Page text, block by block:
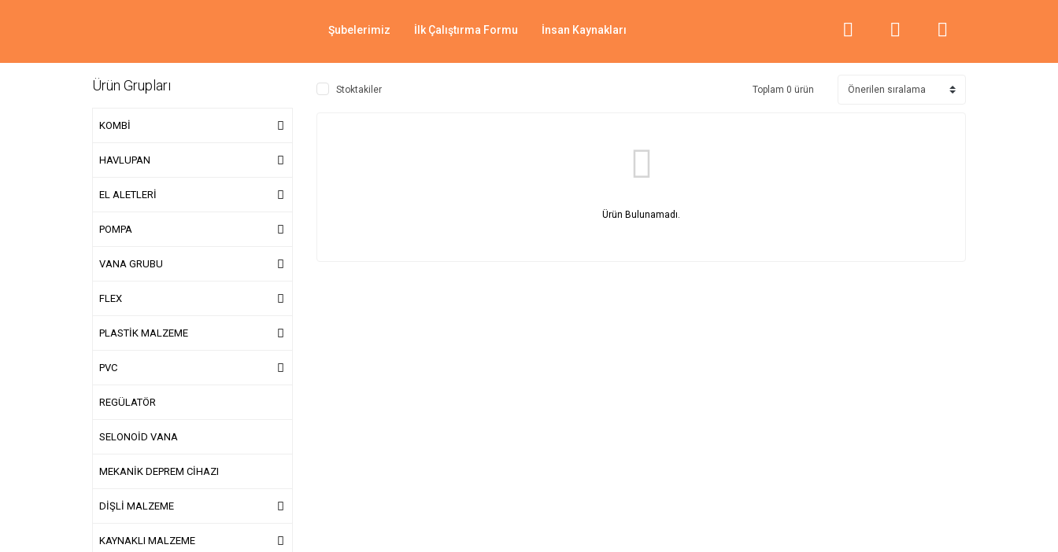
Şubelerimiz İlk Çalıştırma Formu İnsan Kaynakları
Ürün Grupları
KOMBİ
HAVLUPAN
EL ALETLERİ
POMPA
VANA GRUBU
FLEX
PLASTİK MALZEME
PVC
REGÜLATÖR
SELONOİD VANA
MEKANİK DEPREM CİHAZI
DİŞLİ MALZEME
KAYNAKLI MALZEME
Stoktakiler Toplam 0 ürün
Ürün Bulunamadı.